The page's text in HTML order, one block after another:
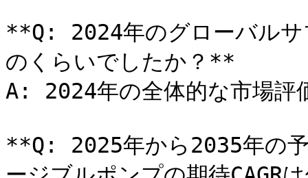
**Q: 2024年のグローバルサ
のくらいでしたか？**
A: 2024年の全体的な市場評
**Q: 2025年から2035年の